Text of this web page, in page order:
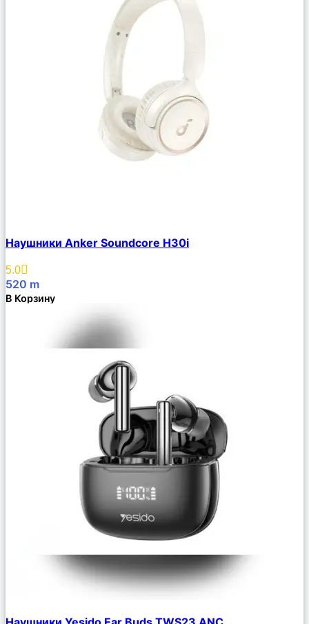
Описание
Избранное
Наушники Anker Soundcore H30i
5.0
520 m
В Корзину